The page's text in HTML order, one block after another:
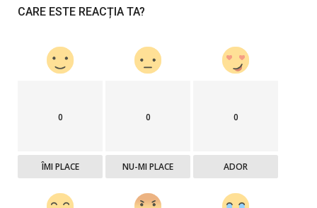
CARE ESTE REACȚIA TA?
0
ÎMI PLACE
0
NU-MI PLACE
0
ADOR